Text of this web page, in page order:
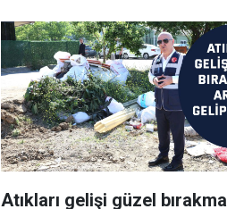
Atıkları gelişi güzel